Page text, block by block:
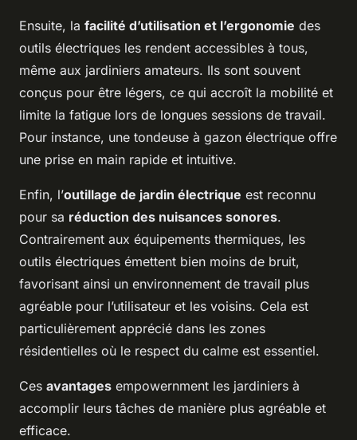
Ensuite, la facilité d’utilisation et l’ergonomie des
outils électriques les rendent accessibles à tous,
même aux jardiniers amateurs. Ils sont souvent
conçus pour être légers, ce qui accroît la mobilité et
limite la fatigue lors de longues sessions de travail.
Pour instance, une tondeuse à gazon électrique offre
une prise en main rapide et intuitive.
Enfin, l’outillage de jardin électrique est reconnu
pour sa réduction des nuisances sonores.
Contrairement aux équipements thermiques, les
outils électriques émettent bien moins de bruit,
favorisant ainsi un environnement de travail plus
agréable pour l’utilisateur et les voisins. Cela est
particulièrement apprécié dans les zones
résidentielles où le respect du calme est essentiel.
Ces avantages empowernment les jardiniers à
accomplir leurs tâches de manière plus agréable et
efficace.